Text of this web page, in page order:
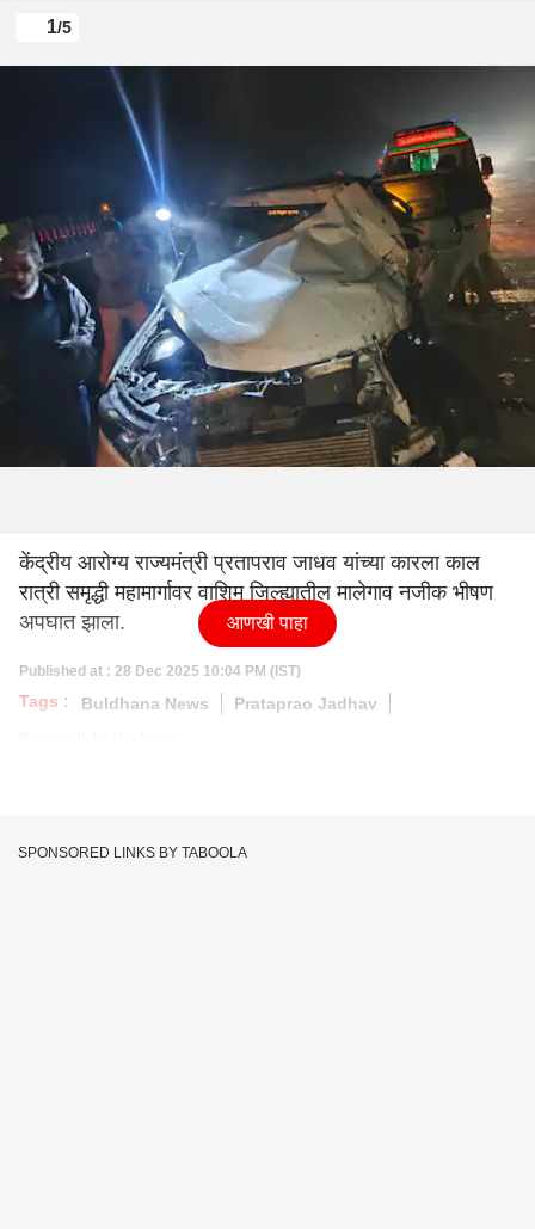
1/5
केंद्रीय आरोग्य राज्यमंत्री प्रतापराव जाधव यांच्या कारला काल
रात्री समृद्धी महामार्गावर वाशिम जिल्ह्यातील मालेगाव नजीक भीषण
अपघात झाला.
Published at : 28 Dec 2025 10:04 PM (IST)
Tags : Buldhana News
Prataprao Jadhav
आणखी पाहा
SPONSORED LINKS BY TABOOLA